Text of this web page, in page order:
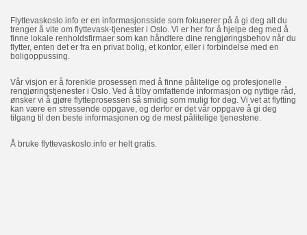
Flyttevaskoslo.info er en informasjonsside som fokuserer på å gi deg alt du
trenger å vite om flyttevask-tjenester i Oslo. Vi er her for å hjelpe deg med å
finne lokale renholdsfirmaer som kan håndtere dine rengjøringsbehov når du
flytter, enten det er fra en privat bolig, et kontor, eller i forbindelse med en
boligoppussing.
Vår visjon er å forenkle prosessen med å finne pålitelige og profesjonelle
rengjøringstjenester i Oslo. Ved å tilby omfattende informasjon og nyttige råd,
ønsker vi å gjøre flytteprosessen så smidig som mulig for deg. Vi vet at flytting
kan være en stressende oppgave, og derfor er det vår oppgave å gi deg
tilgang til den beste informasjonen og de mest pålitelige tjenestene.
Å bruke flyttevaskoslo.info er helt gratis.